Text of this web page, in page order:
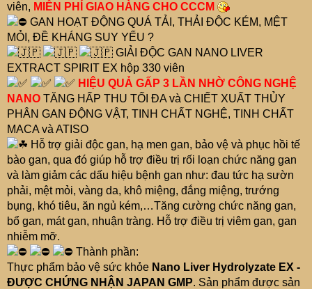
viên, MIỄN PHÍ GIAO HÀNG CHO CCCM
GAN HOẠT ĐỘNG QUÁ TẢI, THẢI ĐỘC KÉM, MỆT
MỎI, ĐỀ KHÁNG SUY YẾU ?
GIẢI ĐỘC GAN NANO LIVER
EXTRACT SPIRIT EX hộp 330 viên
HIỆU QUẢ GẤP 3 LẦN NHỜ CÔNG NGHỆ
NANO TĂNG HẤP THU TỐI ĐA và CHIẾT XUẤT THỦY
PHÂN GAN ĐỘNG VẬT, TINH CHẤT NGHỆ, TINH CHẤT
MACA và ATISO
Hỗ trợ giải độc gan, hạ men gan, bảo vệ và phục hồi tế
bào gan, qua đó giúp hỗ trợ điều trị rối loạn chức năng gan
và làm giảm các dấu hiệu bệnh gan như: đau tức hạ sườn
phải, mệt mỏi, vàng da, khô miệng, đắng miệng, trướng
bụng, khó tiêu, ăn ngủ kém,…Tăng cường chức năng gan,
bổ gan, mát gan, nhuận tràng. Hỗ trợ điều trị viêm gan, gan
nhiễm mỡ.
Thành phần:
Thực phẩm bảo vệ sức khỏe Nano Liver Hydrolyzate EX -
ĐƯỢC CHỨNG NHẬN JAPAN GMP. Sản phẩm được sản